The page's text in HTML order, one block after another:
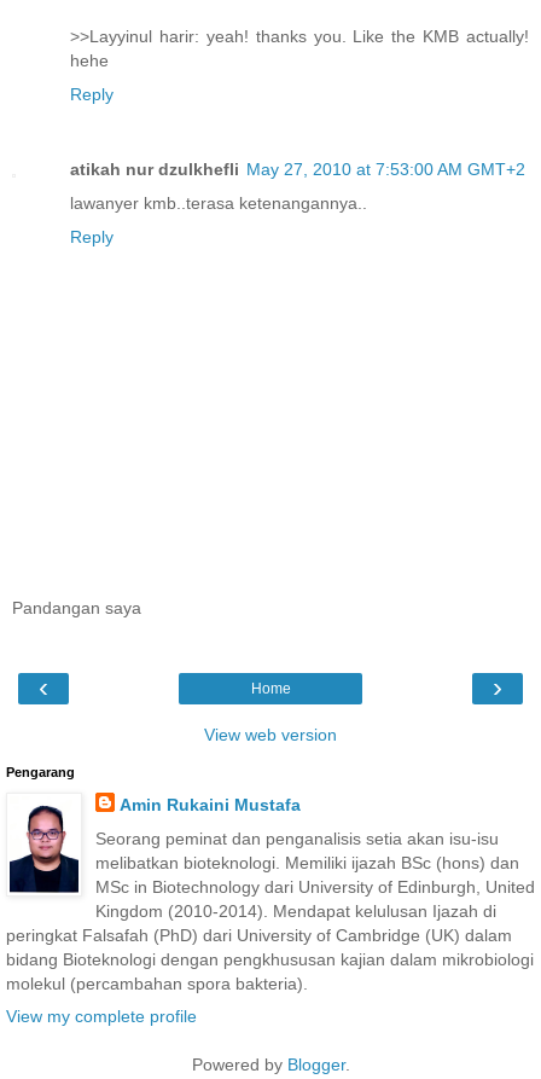
>>Layyinul harir: yeah! thanks you. Like the KMB actually!
hehe
Reply
atikah nur dzulkhefli May 27, 2010 at 7:53:00 AM GMT+2
lawanyer kmb..terasa ketenangannya..
Reply
Pandangan saya
‹ ›
Home
View web version
Pengarang
Amin Rukaini Mustafa
Seorang peminat dan penganalisis setia akan isu-isu
melibatkan bioteknologi. Memiliki ijazah BSc (hons) dan
MSc in Biotechnology dari University of Edinburgh, United
Kingdom (2010-2014). Mendapat kelulusan Ijazah di
peringkat Falsafah (PhD) dari University of Cambridge (UK) dalam
bidang Bioteknologi dengan pengkhususan kajian dalam mikrobiologi
molekul (percambahan spora bakteria).
View my complete profile
Powered by Blogger.